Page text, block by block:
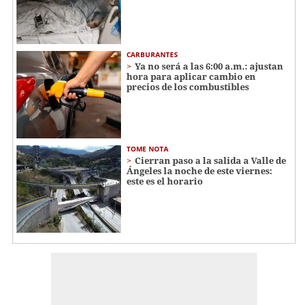
CARBURANTES
Ya no será a las 6:00 a.m.: ajustan
hora para aplicar cambio en
precios de los combustibles
TOME NOTA
Cierran paso a la salida a Valle de
Ángeles la noche de este viernes:
este es el horario